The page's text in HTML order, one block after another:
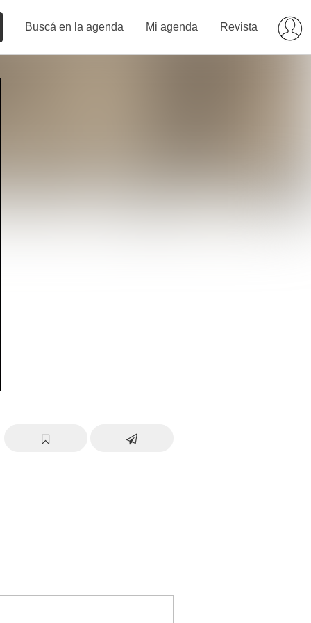
Buscá en la agenda Mi agenda Revista